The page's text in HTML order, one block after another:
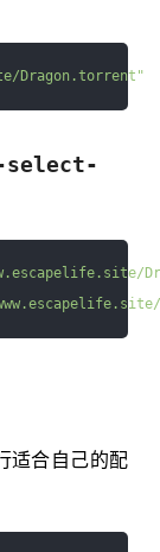
Dragon.torrent"
适合自己的配